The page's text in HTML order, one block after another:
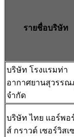
รายชื่อบริษัท
บริษัท โรงแรมท่า
อากาศยานสุวรร
จำกัด
บริษัท ไทย แอร์พอ
ส์ กราวด์ เซอร์วิสเ